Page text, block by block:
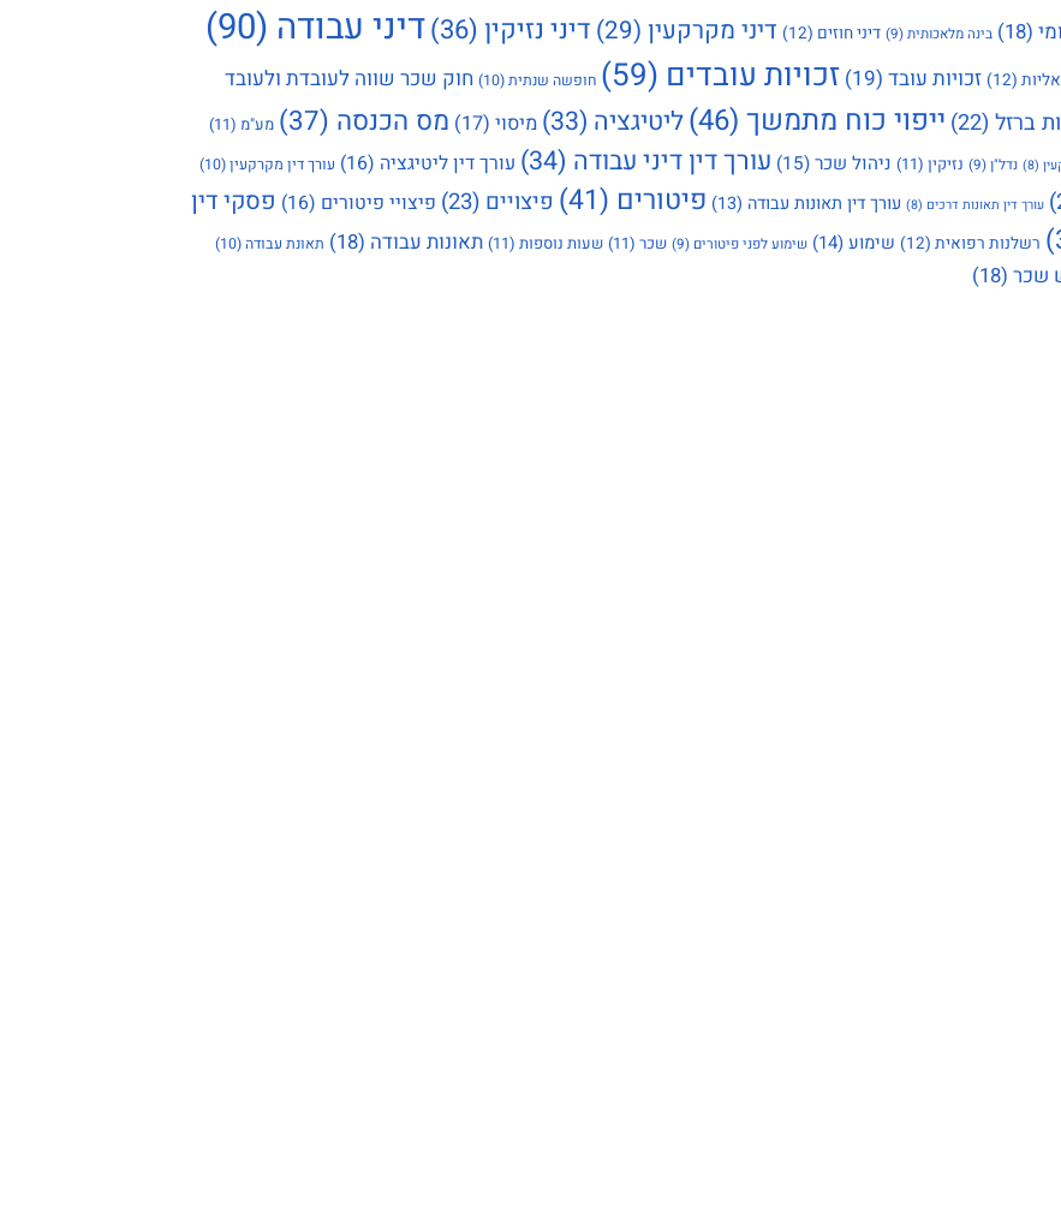
(18) בינה מלאכותית(9) דיני חוזים (12) דיני מקרקעין (29) דיני נזיקין (36) דיני עבודה (90)
(12) זכויות עובד (19) זכויות עובדים (59) חופשה שנתית(10)
חוק שכר שווה לעובדת ולעובד
ברזל (22) ייפוי כוח מתמשך (46) ליטיגציה (33) מיסוי (17) מס הכנסה (37) מע"מ (11)
(8) נדל"ן(9) נזיקין (11) ניהול שכר(15) עורך דין דיני עבודה (34) עורך דין ליטיגציה (16) עורך דין מקרקעין(10)
עורך דין תאונות דרכים (8) עורך דין תאונות עבודה (13) פיטורים (41) פיצויים (23) פיצויי פיטורים (16)
פסקי דין
רשלנות רפואית (12) שימוע(14) שימוע לפני פיטורים (9) שכר (11) שעות נוספות (11) תאונות עבודה (18) תאונת עבודה (10)
שכר (18)